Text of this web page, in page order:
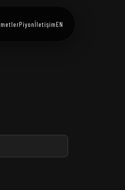
PiyonİletişimEN